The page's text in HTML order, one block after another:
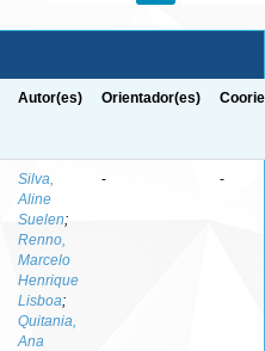
Autor(es) Orientador(es)
Silva,
Aline
Suelen;
Renno,
Marcelo
Henrique
Lisboa;
Quitania,
Ana
- -